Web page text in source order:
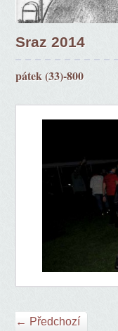
Sraz 2014
pátek (33)-800
← Předchozí